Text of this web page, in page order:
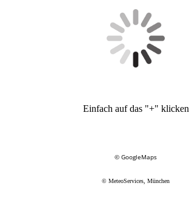
Einfach auf das "+" klicken
© GoogleMaps
© MeteoServices, München